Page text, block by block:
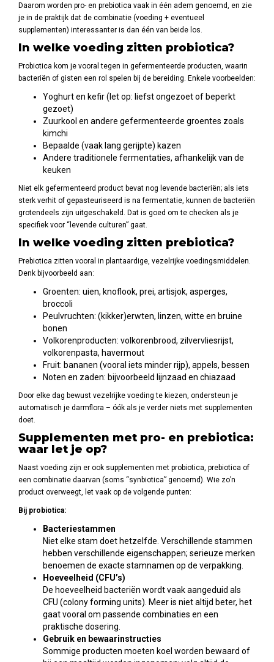
Daarom worden pro- en prebiotica vaak in één adem genoemd, en zie
je in de praktijk dat de combinatie (voeding + eventueel
supplementen) interessanter is dan één van beide los.
In welke voeding zitten probiotica?
Probiotica kom je vooral tegen in gefermenteerde producten, waarin
bacteriën of gisten een rol spelen bij de bereiding. Enkele voorbeelden:
Yoghurt en kefir (let op: liefst ongezoet of beperkt
gezoet)
Zuurkool en andere gefermenteerde groentes zoals
kimchi
Bepaalde (vaak lang gerijpte) kazen
Andere traditionele fermentaties, afhankelijk van de
keuken
Niet elk gefermenteerd product bevat nog levende bacteriën; als iets
sterk verhit of gepasteuriseerd is na fermentatie, kunnen de bacteriën
grotendeels zijn uitgeschakeld. Dat is goed om te checken als je
specifiek voor “levende culturen” gaat.
In welke voeding zitten prebiotica?
Prebiotica zitten vooral in plantaardige, vezelrijke voedingsmiddelen.
Denk bijvoorbeeld aan:
Groenten: uien, knoflook, prei, artisjok, asperges,
broccoli
Peulvruchten: (kikker)erwten, linzen, witte en bruine
bonen
Volkorenproducten: volkorenbrood, zilvervliesrijst,
volkorenpasta, havermout
Fruit: bananen (vooral iets minder rijp), appels, bessen
Noten en zaden: bijvoorbeeld lijnzaad en chiazaad
Door elke dag bewust vezelrijke voeding te kiezen, ondersteun je
automatisch je darmflora – óók als je verder niets met supplementen
doet.
Supplementen met pro- en prebiotica:
waar let je op?
Naast voeding zijn er ook supplementen met probiotica, prebiotica of
een combinatie daarvan (soms “synbiotica” genoemd). Wie zo’n
product overweegt, let vaak op de volgende punten:
Bij probiotica:
Bacteriestammen
Niet elke stam doet hetzelfde. Verschillende stammen
hebben verschillende eigenschappen; serieuze merken
benoemen de exacte stamnamen op de verpakking.
Hoeveelheid (CFU’s)
De hoeveelheid bacteriën wordt vaak aangeduid als
CFU (colony forming units). Meer is niet altijd beter, het
gaat vooral om passende combinaties en een
praktische dosering.
Gebruik en bewaarinstructies
Sommige producten moeten koel worden bewaard of